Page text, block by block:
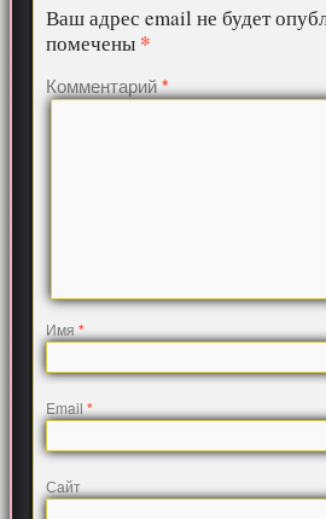
Ваш адрес email не будет
помечены *
Комментарий*
Имя*
Email*
Сайт